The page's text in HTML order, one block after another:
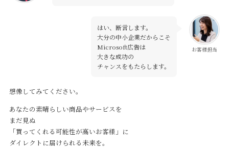
お客様担当
はい、断言します。
大分の中小企業だからこそ
Microsoft広告は
大きな成功の
チャンスをもたらします。
想像してみてください。
あなたの素晴らしい商品やサービスを
まだ見ぬ
「買ってくれる可能性が高いお客様」に
ダイレクトに届けられる未来を。